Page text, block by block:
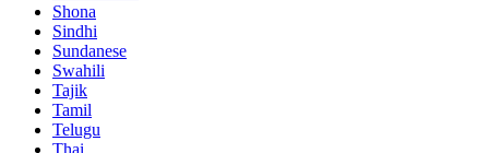
Shona
Sindhi
Sundanese
Swahili
Tajik
Tamil
Telugu
Thai